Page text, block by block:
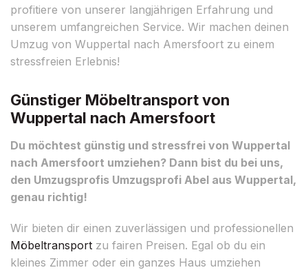
profitiere von unserer langjährigen Erfahrung und
unserem umfangreichen Service. Wir machen deinen
Umzug von Wuppertal nach Amersfoort zu einem
stressfreien Erlebnis!
Günstiger Möbeltransport von
Wuppertal nach Amersfoort
Du möchtest günstig und stressfrei von Wuppertal
nach Amersfoort umziehen? Dann bist du bei uns,
den Umzugsprofis Umzugsprofi Abel aus Wuppertal,
genau richtig!
Wir bieten dir einen zuverlässigen und professionellen
Möbeltransport zu fairen Preisen. Egal ob du ein
kleines Zimmer oder ein ganzes Haus umziehen